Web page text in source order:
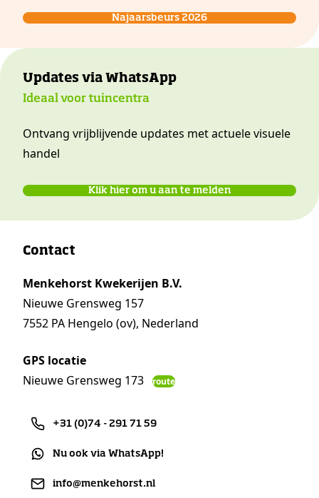
Najaarsbeurs 2026
Updates via WhatsApp
Ideaal voor tuincentra
Ontvang vrijblijvende updates met actuele visuele
handel
Klik hier om u aan te melden
Contact
Menkehorst Kwekerijen B.V.
Nieuwe Grensweg 157
7552 PA Hengelo (ov), Nederland
GPS locatie
Nieuwe Grensweg 173
route
+31 (0)74 - 291 71 59
Nu ook via WhatsApp!
info@menkehorst.nl